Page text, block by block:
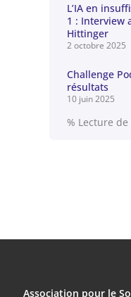
L’IA en
1 : Interview
Hittinger
2 octobre 2025
Challenge
résultats
10 juin 2025
% Lecture
Association pour le